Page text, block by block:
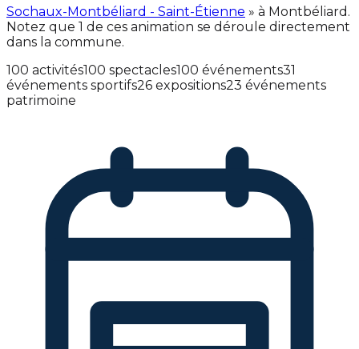
Sochaux-Montbéliard - Saint-Étienne » à Montbéliard.
Notez que 1 de ces animation se déroule directement
dans la commune.
100 activités100 spectacles100 événements31
événements sportifs26 expositions23 événements
patrimoine